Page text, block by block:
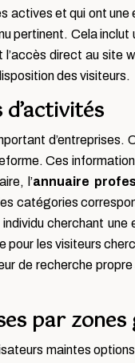
actives et qui ont
pertinent. Cela
direct au site
des visiteurs.
Ces
l’annuaire
catégories
cherchant
pour les visiteurs
de recherche propre
par zones
maintes